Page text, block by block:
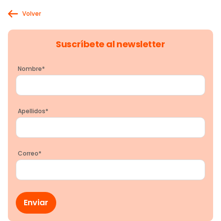
Volver
Suscríbete al newsletter
Nombre*
Apellidos*
Correo*